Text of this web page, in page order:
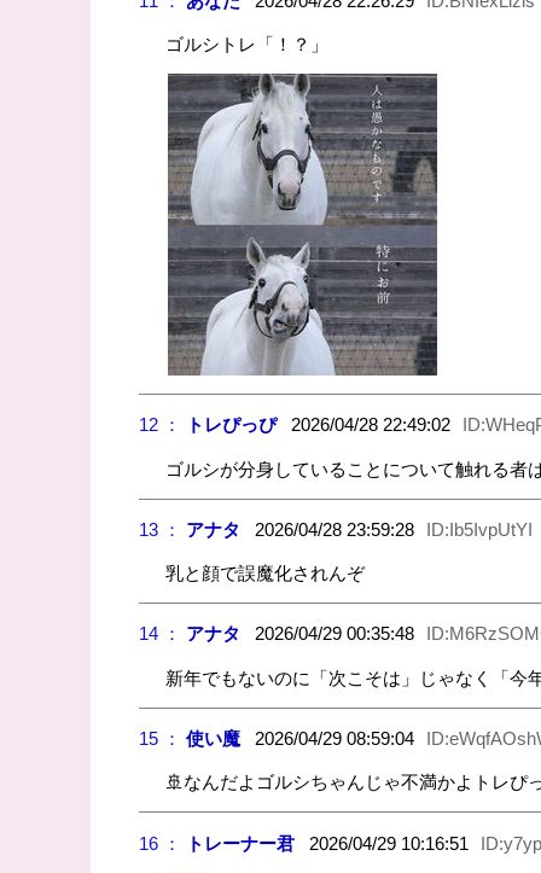
ゴルシトレ「！？」
12 ： トレぴっぴ2026/04/28 22:49:02
ゴルシが分身していることについて触れる者
13 ： アナタ 2026/04/28 23:59:28 ID:Ib5IvpUtYI
乳と顔で誤魔化されんぞ
14 ： アナタ 2026/04/29 00:35:48
新年でもないのに「次こそは」じゃなく「今
15 ： 使い魔2026/04/29 08:59:04
🚢なんだよゴルシちゃんじゃ不満かよトレぴ
16 ： トレーナー君2026/04/29 10:16:51